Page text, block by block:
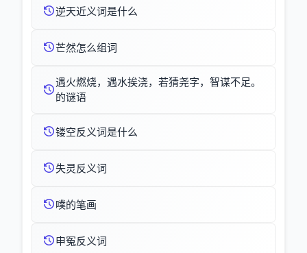
逆天近义词是什么
芒然怎么组词
遇火燃烧，遇水挨浇，若猜尧字，智谋不足。
的谜语
镂空反义词是什么
失灵反义词
噗的笔画
申冤反义词